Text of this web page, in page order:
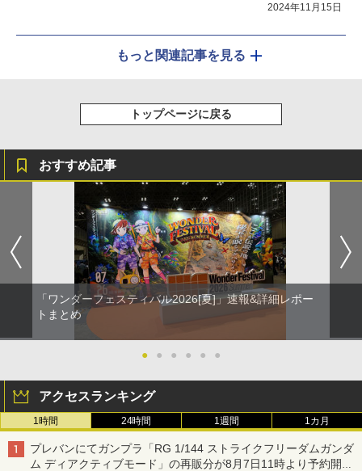
2024年11月15日
もっと関連記事を見る
トップページに戻る
おすすめ記事
「ワンダーフェスティバル2026[夏]」速報&詳細レポー
トまとめ
● ● ● ● ● ●
アクセスランキング
1時間 24時間 1週間 1カ月
プレバンにてガンプラ「RG 1/144 ストライクフリーダムガンダ
ム ディアクティブモード」の再販分が8月7日11時より予約開